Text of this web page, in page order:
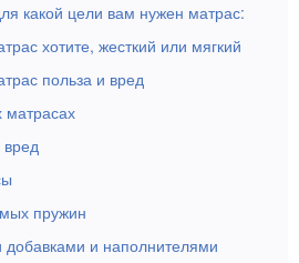
какой цели вам нужен матрас:
хотите, жесткий или мягкий
польза и вред
матрасах
пружин
и наполнителями